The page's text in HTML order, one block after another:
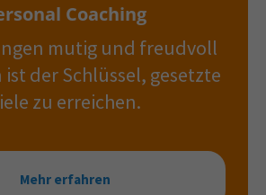
Coaching
mutig und freudvoll
der Schlüssel, gesetzte
zu erreichen.
Mehr erfahren